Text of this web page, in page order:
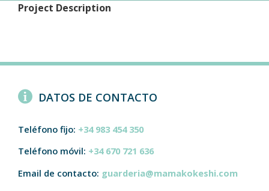
Project Description
DATOS DE CONTACTO
Teléfono fijo: +34 983 454 350
Teléfono móvil: +34 670 721 636
Email de contacto: guarderia@mamakokeshi.com